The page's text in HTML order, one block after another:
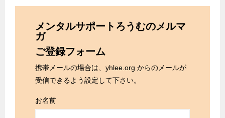
メンタルサポートろうむのメルマ
ガ
ご登録フォーム
携帯メールの場合は、yhlee.org からのメールが
受信できるよう設定して下さい。
お名前